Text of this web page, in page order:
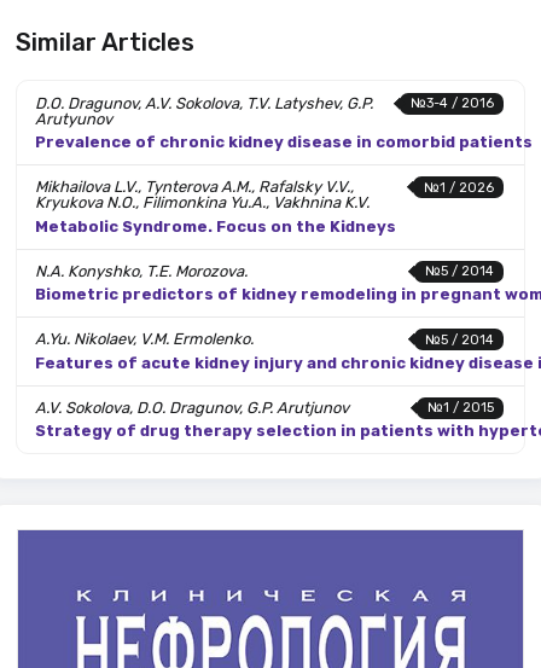
Similar Articles
№3-4 / 2016
D.O. Dragunov, A.V. Sokolova, T.V. Latyshev, G.P.
Arutyunov
Prevalence of chronic kidney disease in comorbid patients
№1 / 2026
Mikhailova L.V., Tynterova A.M., Rafalsky V.V.,
Kryukova N.O., Filimonkina Yu.A., Vakhnina K.V.
Metabolic Syndrome. Focus on the Kidneys
№5 / 2014
N.A. Konyshko, T.E. Morozova.
Biometric predictors of kidney remodeling in pregnant
№5 / 2014
A.Yu. Nikolaev, V.M. Ermolenko.
Features of acute kidney injury and chronic kidney disease
№1 / 2015
A.V. Sokolova, D.O. Dragunov, G.P. Arutjunov
Strategy of drug therapy selection in patients with